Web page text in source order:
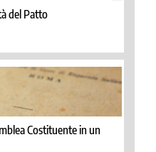
del Patto
Costituente in un